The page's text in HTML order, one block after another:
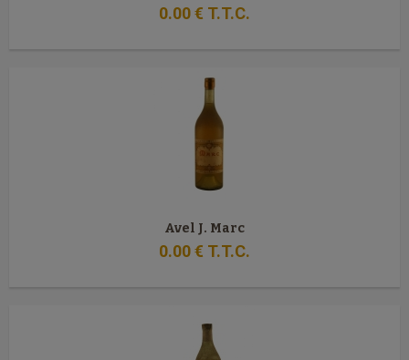
0.00€ T.T.C.
Avel J. Marc
0.00€ T.T.C.